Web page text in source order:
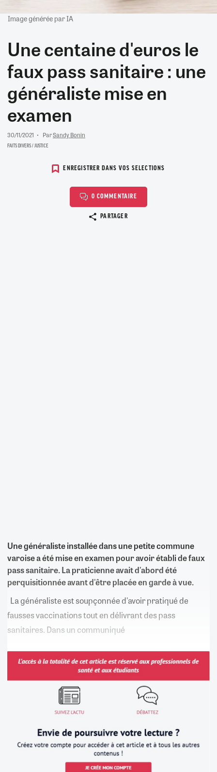
Image générée par IA
Une centaine d'euros le
faux pass sanitaire : une
généraliste mise en
examen
30/11/2021 ParSandy Bonin
FAITS DIVERS / JUSTICE
ENREGISTRER DANS VOS SELECTIONS
0 COMMENTAIRE
PARTAGER
Une généraliste installée dans une petite commune
varoise a été mise en examen pour avoir établi de faux
pass sanitaire. La praticienne avait d'abord été
perquisitionnée avant d'être placée en garde à vue.
La généraliste est soupçonnée d'avoir pratiqué de
fausses vaccinations tout en délivrant des pass
sanitaires. Dans un communiqué